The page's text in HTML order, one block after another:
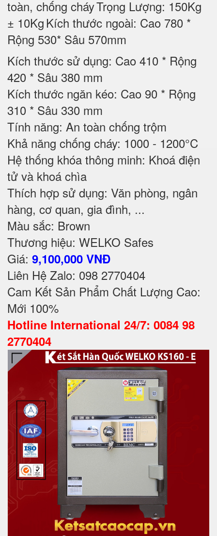
toàn, chống cháyTrọng Lượng: 150Kg
± 10Kg Kích thước ngoài: Cao 780 *
Rộng 530* Sâu 570mm
Kích thước sử dụng: Cao 410 * Rộng
420 * Sâu 380 mm
Kích thước ngăn kéo: Cao 90 * Rộng
310 * Sâu 330 mm
Tính năng: An toàn chống trộm
Khả năng chống cháy: 1000 - 1200°C
Hệ thống khóa thông minh: Khoá điện
tử và khoá chìa
Thích hợp sử dụng: Văn phòng, ngân
hàng, cơ quan, gia đình, ...
Màu sắc: Brown
Thương hiệu: WELKO Safes
Giá: 9,100,000 VNĐ
Liên Hệ Zalo: 098 2770404
Cam Kết Sản Phẩm Chất Lượng Cao:
Mới 100%
Hotline International 24/7: 0084 98
2770404